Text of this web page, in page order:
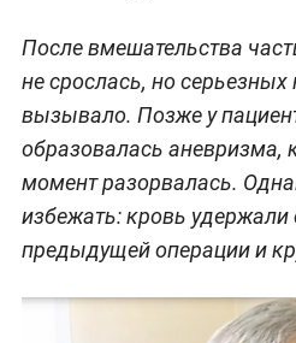
После вмешательства
не срослась, но серьезных
вызывало. Позже у
образовалась аневризма,
момент разорвалась.
избежать: кровь удержали
предыдущей операции и